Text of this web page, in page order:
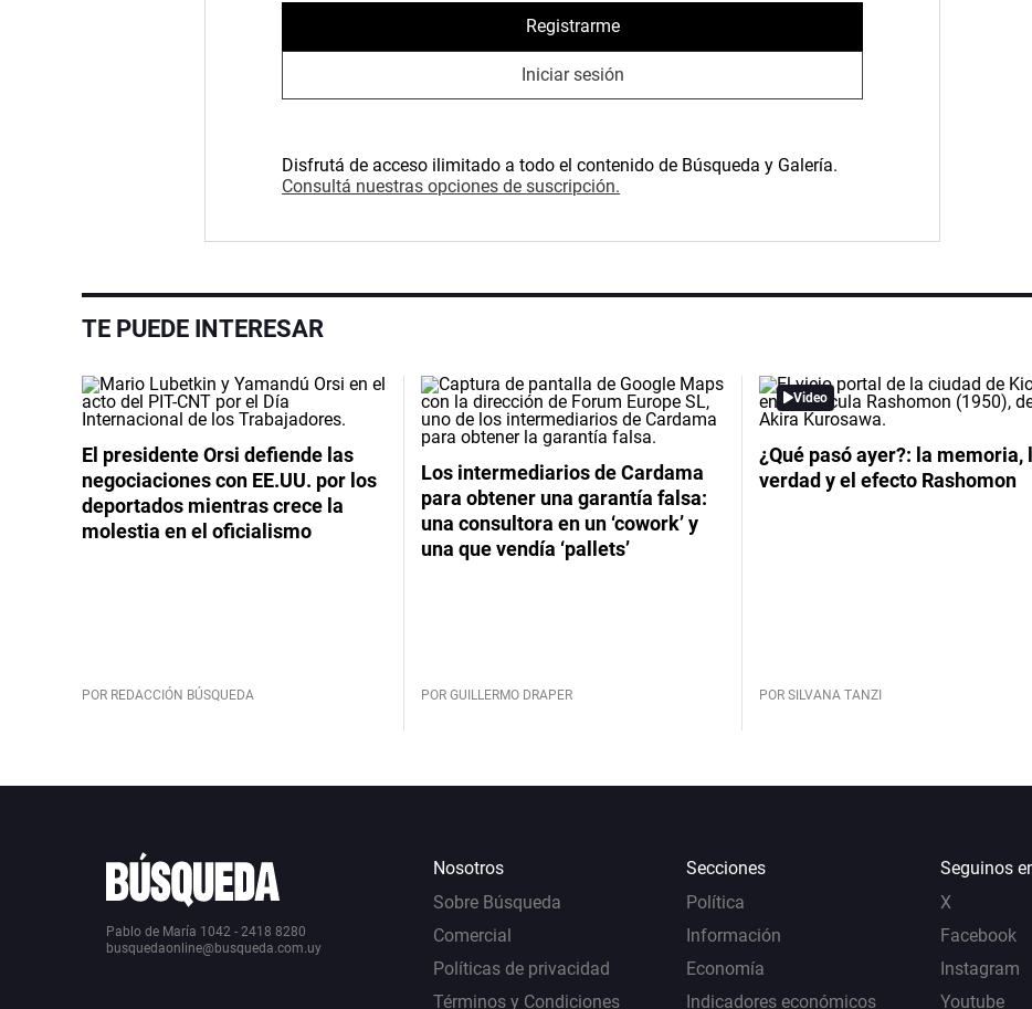
Registrarme
Iniciar sesión
Disfrutá de acceso ilimitado a todo el contenido de Búsqueda y Galería.
Consultá nuestras opciones de suscripción.
TE PUEDE INTERESAR
El presidente Orsi defiende las
negociaciones con EE.UU. por los
deportados mientras crece la
molestia en el oficialismo
POR REDACCIÓN BÚSQUEDA
Los intermediarios de Cardama
para obtener una garantía falsa:
una consultora en un ‘cowork’ y
una que vendía ‘pallets’
POR GUILLERMO DRAPER
Video
¿Qué pasó ayer?: la memoria,
verdad y el efecto Rashomon
POR SILVANA TANZI
Pablo de María 1042 - 2418 8280
busquedaonline@busqueda.com.uy
Nosotros
Sobre Búsqueda
Comercial
Políticas de privacidad
Términos y Condiciones
Secciones
Política
Información
Economía
Indicadores económicos
Seguinos
X
Facebook
Instagram
Youtube